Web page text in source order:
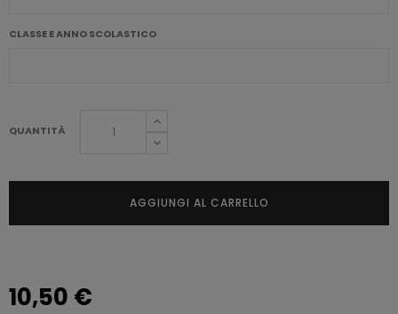
CLASSE E ANNO SCOLASTICO
QUANTITÀ
AGGIUNGI AL CARRELLO
10,50 €